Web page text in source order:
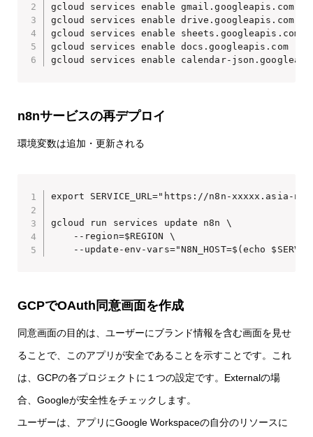
gcloud services enable gmail.googleapis.com
gcloud services enable drive.googleapis.com
gcloud services enable sheets.googleapis.com
gcloud services enable docs.googleapis.com
gcloud services enable calendar-
n8nサービスの再デプロイ
環境変数は追加・更新される
export SERVICE_URL="https://n8n-xxxxx.asia-
gcloud run services update n8n \
    --region=$REGION \
--update-env-vars="N8N_HOST=$(echo
GCPでOAuth同意画面を作成
同意画面の目的は、ユーザーにブランド情報を含む画面を見せ
ることで、このアプリが安全であることを示すことです。これ
は、GCPの各プロジェクトに１つの設定です。Externalの場
合、Googleが安全性をチェックします。
ユーザーは、アプリにGoogle Workspaceの自分のリソースに